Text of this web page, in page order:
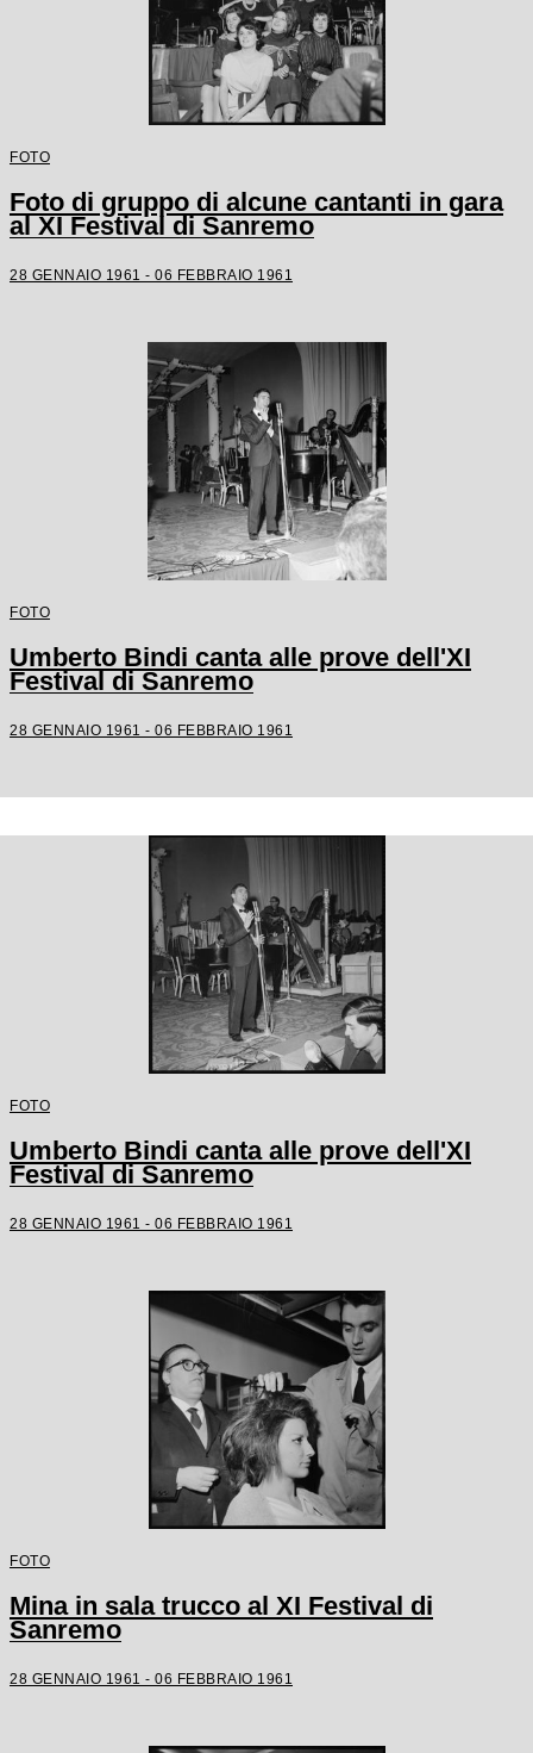
FOTO
Foto di gruppo di alcune cantanti in gara
al XI Festival di Sanremo
28 GENNAIO 1961 - 06 FEBBRAIO 1961
FOTO
Umberto Bindi canta alle prove dell'XI
Festival di Sanremo
28 GENNAIO 1961 - 06 FEBBRAIO 1961
FOTO
Umberto Bindi canta alle prove dell'XI
Festival di Sanremo
28 GENNAIO 1961 - 06 FEBBRAIO 1961
FOTO
Mina in sala trucco al XI Festival di
Sanremo
28 GENNAIO 1961 - 06 FEBBRAIO 1961